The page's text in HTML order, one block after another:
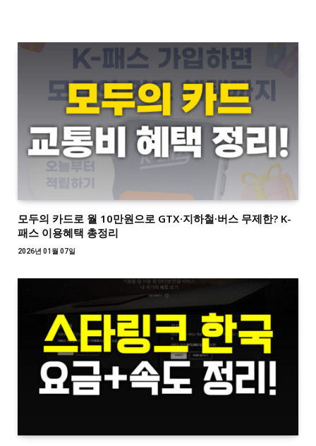
모두의 카드로 월 10만원으로 GTX·지하철·버스 무제한? K-
패스 이용혜택 총정리
2026년 01월 07일